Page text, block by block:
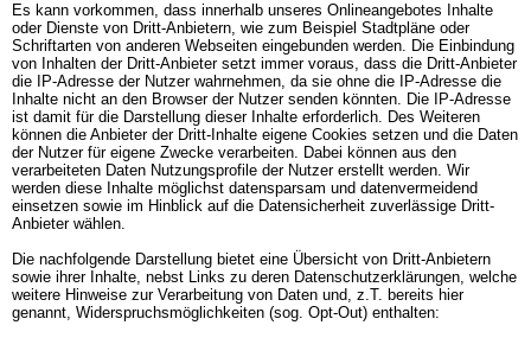
Es kann vorkommen, dass innerhalb unseres Onlineangebotes Inhalte
oder Dienste von Dritt-Anbietern, wie zum Beispiel Stadtpläne oder
Schriftarten von anderen Webseiten eingebunden werden. Die Einbindung
von Inhalten der Dritt-Anbieter setzt immer voraus, dass die Dritt-Anbieter
die IP-Adresse der Nutzer wahrnehmen, da sie ohne die IP-Adresse die
Inhalte nicht an den Browser der Nutzer senden könnten. Die IP-Adresse
ist damit für die Darstellung dieser Inhalte erforderlich. Des Weiteren
können die Anbieter der Dritt-Inhalte eigene Cookies setzen und die Daten
der Nutzer für eigene Zwecke verarbeiten. Dabei können aus den
verarbeiteten Daten Nutzungsprofile der Nutzer erstellt werden. Wir
werden diese Inhalte möglichst datensparsam und datenvermeidend
einsetzen sowie im Hinblick auf die Datensicherheit zuverlässige Dritt-
Anbieter wählen.
Die nachfolgende Darstellung bietet eine Übersicht von Dritt-Anbietern
sowie ihrer Inhalte, nebst Links zu deren Datenschutzerklärungen, welche
weitere Hinweise zur Verarbeitung von Daten und, z.T. bereits hier
genannt, Widerspruchsmöglichkeiten (sog. Opt-Out) enthalten: